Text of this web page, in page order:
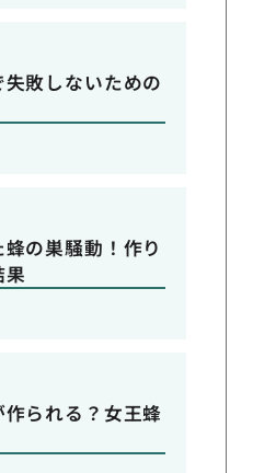
敗しないための
の巣騒動！作り
果
られる？女王蜂